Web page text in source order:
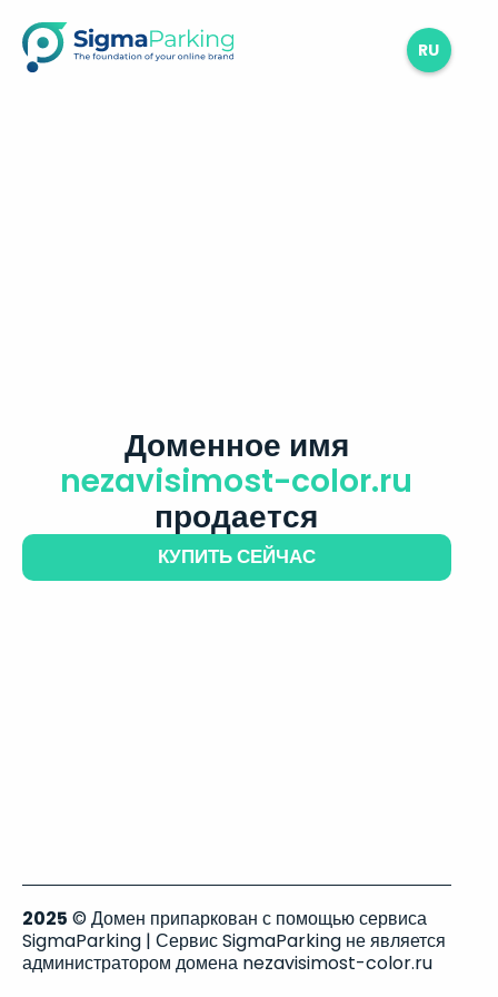
RU
Доменное имя
nezavisimost-color.ru
продается
КУПИТЬ СЕЙЧАС
2025 © Домен припаркован с помощью сервиса
SigmaParking | Сервис SigmaParking не является
администратором домена nezavisimost-color.ru